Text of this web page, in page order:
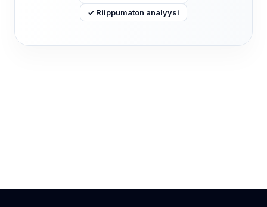
✓ Riippumaton analyysi